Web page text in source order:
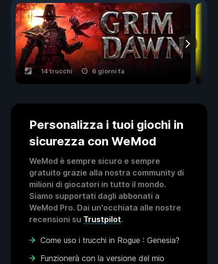
14 trucchi 6 giorni fa
Personalizza i tuoi giochi in
sicurezza con WeMod
WeMod è sempre sicuro e sempre
gratuito grazie alla nostra community di
milioni di giocatori in tutto il mondo.
Siamo supportati dagli abbonati a
WeMod Pro. Dai un'occhiata alle nostre
recensioni su Trustpilot.
Come uso i trucchi in Rogue : Genesia?
Funzionerà con la versione del mio